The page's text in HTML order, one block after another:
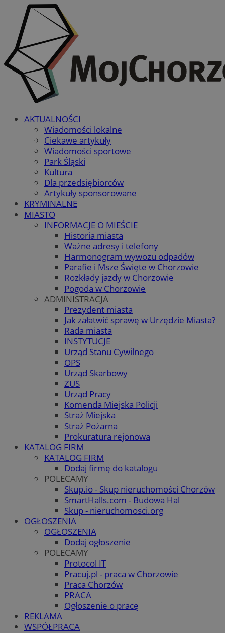
AKTUALNOŚCI
Wiadomości lokalne
Ciekawe artykuły
Wiadomości sportowe
Park Śląski
Kultura
Dla przedsiębiorców
Artykuły sponsorowane
KRYMINALNE
MIASTO
INFORMACJE O MIEŚCIE
Historia miasta
Ważne adresy i telefony
Harmonogram wywozu odpadów
Parafie i Msze Święte w Chorzowie
Rozkłady jazdy w Chorzowie
Pogoda w Chorzowie
ADMINISTRACJA
Prezydent miasta
Jak załatwić sprawę w Urzędzie Miasta?
Rada miasta
INSTYTUCJE
Urząd Stanu Cywilnego
OPS
Urząd Skarbowy
ZUS
Urząd Pracy
Komenda Miejska Policji
Straż Miejska
Straż Pożarna
Prokuratura rejonowa
KATALOG FIRM
KATALOG FIRM
Dodaj firmę do katalogu
POLECAMY
Skup.io - Skup nieruchomości Chorzów
SmartHalls.com - Budowa Hal
Skup - nieruchomosci.org
OGŁOSZENIA
OGŁOSZENIA
Dodaj ogłoszenie
POLECAMY
Protocol IT
Pracuj.pl - praca w Chorzowie
Praca Chorzów
PRACA
Ogłoszenie o pracę
REKLAMA
WSPÓŁPRACA